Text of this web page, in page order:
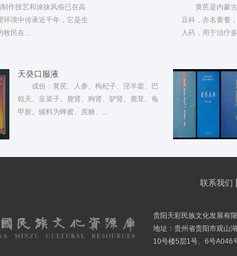
作技艺和涂抹风俗已在高
环境中传承近千年，它是生
牧民在...
黄芪是内蒙
豆科，亦名黄耆
入药，用于治疗
天癸口服液
成份：黄芪、人参、枸杞子、淫羊藿、巴
戟天、韭菜子、鹿肾、狗肾、驴肾、鹿茸、龟
甲胶。辅料为蜂蜜、蔗糖、...
联系我们
贵阳天彩民族文化发展有
地址：贵州省贵阳市观山
10号楼5层1号、6号A046